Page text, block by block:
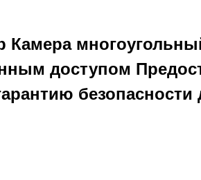
Камера
доступом
безопасности